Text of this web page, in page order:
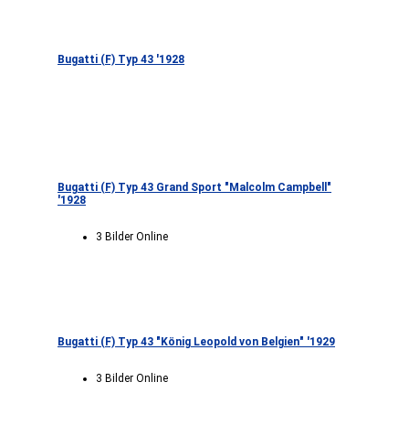
Bugatti (F) Typ 43 '1928
Bugatti (F) Typ 43 Grand Sport "Malcolm Campbell"
'1928
3 Bilder Online
Bugatti (F) Typ 43 "König Leopold von Belgien" '1929
3 Bilder Online